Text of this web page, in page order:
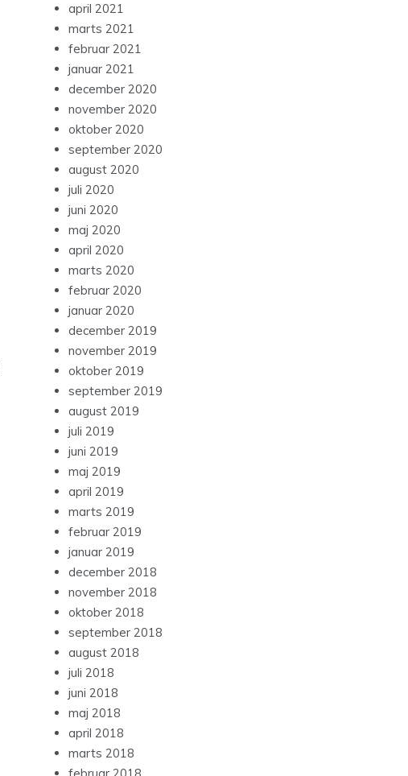
april 2021
marts 2021
februar 2021
januar 2021
december 2020
november 2020
oktober 2020
september 2020
august 2020
juli 2020
juni 2020
maj 2020
april 2020
marts 2020
februar 2020
januar 2020
december 2019
november 2019
oktober 2019
september 2019
august 2019
juli 2019
juni 2019
maj 2019
april 2019
marts 2019
februar 2019
januar 2019
december 2018
november 2018
oktober 2018
september 2018
august 2018
juli 2018
juni 2018
maj 2018
april 2018
marts 2018